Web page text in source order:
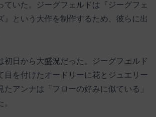
ていた。ジーグフェルドは『ジーグフェ
』という大作を制作するため、彼らに出
初日から大盛況だった。ジーグフェルド
目を付けたオードリーに花とジュエリー
たアンナは「フローの好みに似ている」